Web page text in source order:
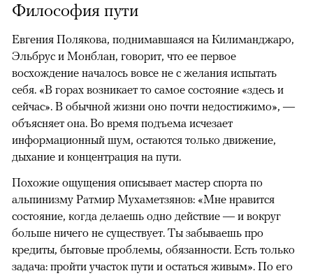
Философия пути
Евгения Полякова, поднимавшаяся на Килиманджаро,
Эльбрус и Монблан, говорит, что ее первое
восхождение началось вовсе не с желания испытать
себя. «В горах возникает то самое состояние «здесь и
сейчас». В обычной жизни оно почти недостижимо», —
объясняет она. Во время подъема исчезает
информационный шум, остаются только движение,
дыхание и концентрация на пути.
Похожие ощущения описывает мастер спорта по
альпинизму Ратмир Мухаметзянов: «Мне нравится
состояние, когда делаешь одно действие — и вокруг
больше ничего не существует. Ты забываешь про
кредиты, бытовые проблемы, обязанности. Есть только
задача: пройти участок пути и остаться живым». По его